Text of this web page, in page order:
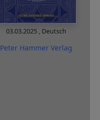
03.03.2025 , Deutsch
Peter Hammer Verlag